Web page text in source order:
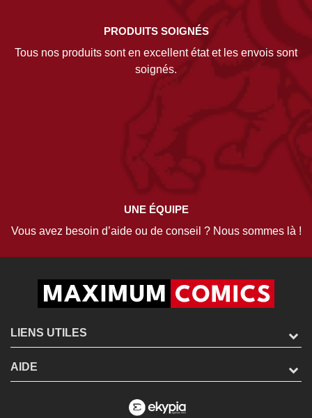
PRODUITS SOIGNÉS
Tous nos produits sont en excellent état et les envois sont
soignés.
UNE ÉQUIPE
Vous avez besoin d’aide ou de conseil ? Nous sommes là !
LIENS UTILES
AIDE